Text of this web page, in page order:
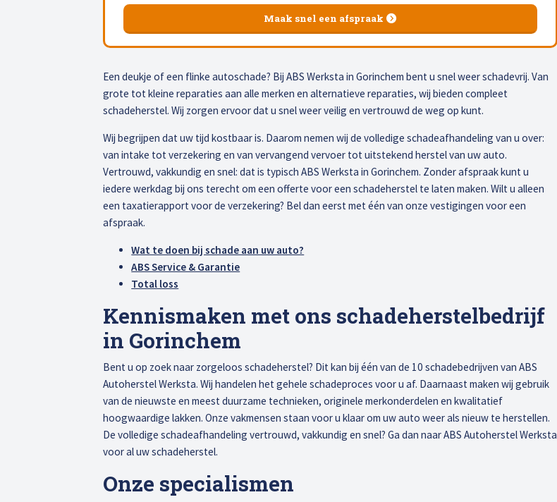
Maak snel een afspraak
Een deukje of een flinke autoschade? Bij ABS Werksta in Gorinchem bent u snel weer schadevrij. Van
grote tot kleine reparaties aan alle merken en alternatieve reparaties, wij bieden compleet
schadeherstel. Wij zorgen ervoor dat u snel weer veilig en vertrouwd de weg op kunt.
Wij begrijpen dat uw tijd kostbaar is. Daarom nemen wij de volledige schadeafhandeling van u over:
van intake tot verzekering en van vervangend vervoer tot uitstekend herstel van uw auto.
Vertrouwd, vakkundig en snel: dat is typisch ABS Werksta in Gorinchem. Zonder afspraak kunt u
iedere werkdag bij ons terecht om een offerte voor een schadeherstel te laten maken. Wilt u alleen
een taxatierapport voor de verzekering? Bel dan eerst met één van onze vestigingen voor een
afspraak.
Wat te doen bij schade aan uw auto?
ABS Service & Garantie
Total loss
Kennismaken met ons schadeherstelbedrijf
in Gorinchem
Bent u op zoek naar zorgeloos schadeherstel? Dit kan bij één van de 10 schadebedrijven van ABS
Autoherstel Werksta. Wij handelen het gehele schadeproces voor u af. Daarnaast maken wij gebruik
van de nieuwste en meest duurzame technieken, originele merkonderdelen en kwalitatief
hoogwaardige lakken. Onze vakmensen staan voor u klaar om uw auto weer als nieuw te herstellen.
De volledige schadeafhandeling vertrouwd, vakkundig en snel? Ga dan naar ABS Autoherstel Werksta
voor al uw schadeherstel.
Onze specialismen